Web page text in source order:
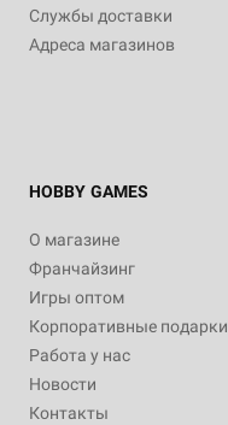
Службы доставки
Адреса магазинов
HOBBY GAMES
О магазине
Франчайзинг
Игры оптом
Корпоративные подарки
Работа у нас
Новости
Контакты